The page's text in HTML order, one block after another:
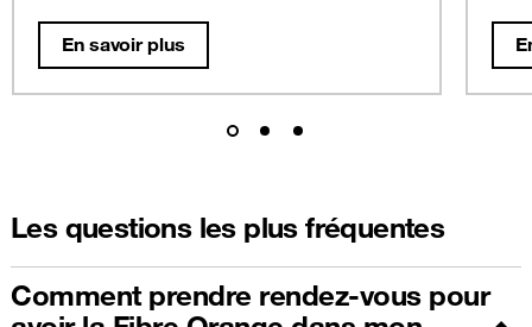
En savoir plus
Les questions les plus fréquentes
Comment prendre rendez-vous pour